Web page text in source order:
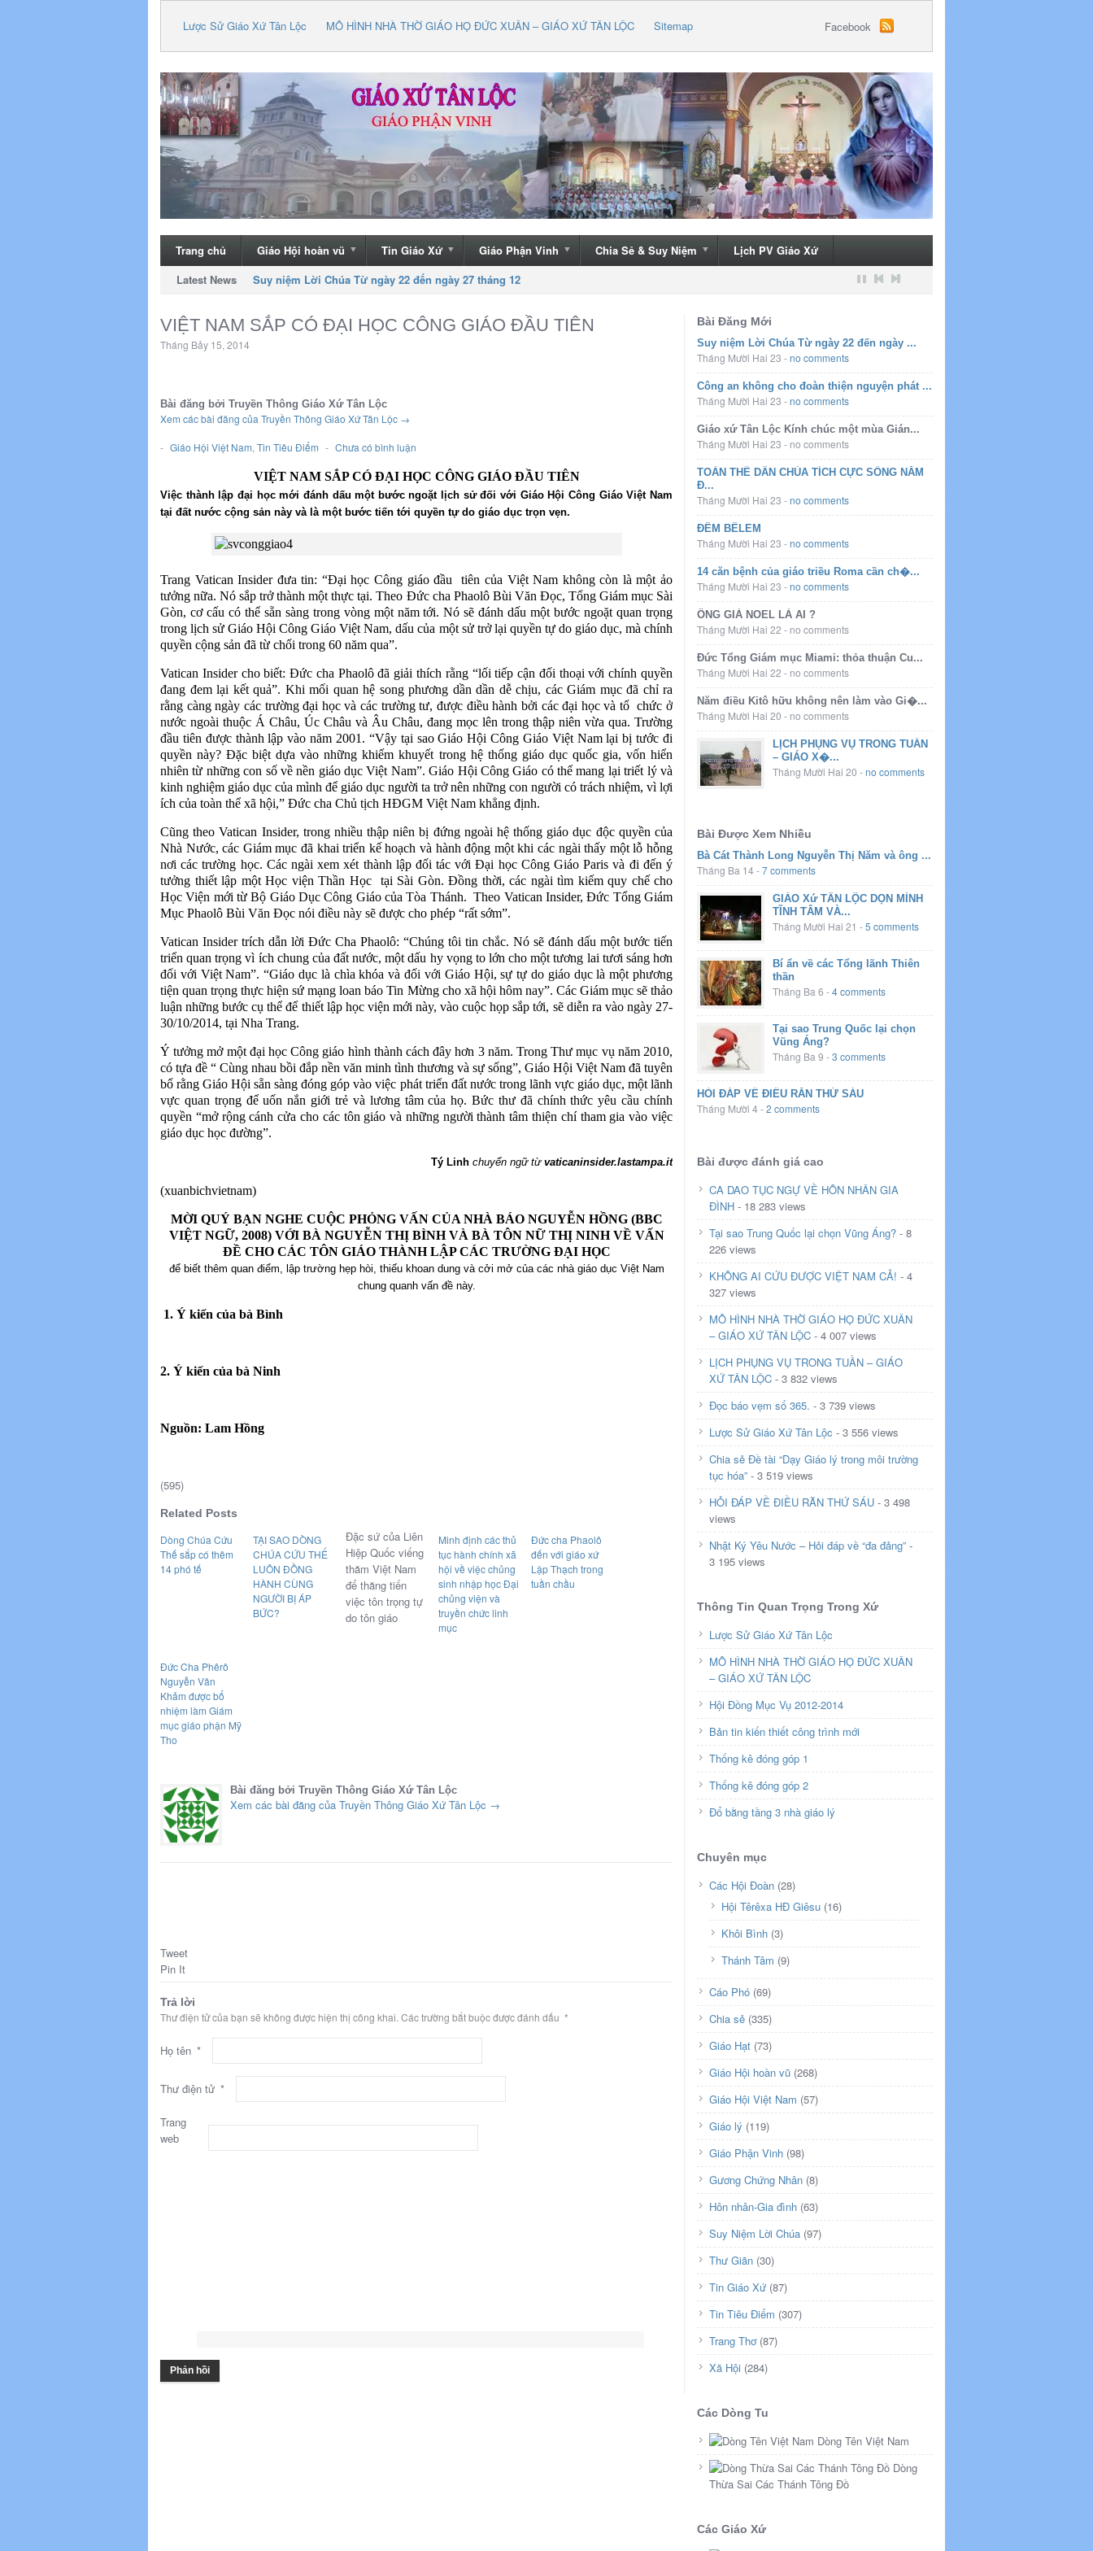
Lược Sử Giáo Xứ Tân Lộc MÔ HÌNH NHÀ THỜ GIÁO HỌ ĐỨC XUÂN – GIÁO XỨ TÂN LỘC Sitemap Facebook
Trang chủ Giáo Hội hoàn vũ Tin Giáo Xứ Giáo Phận Vinh Chia Sẻ & Suy Niệm
Lịch PV Giáo Xứ
Latest News
Giáo xứ Tân Lộc Kính chúc một mùa Giáng Sinh an lành
VIỆT NAM SẮP CÓ ĐẠI HỌC CÔNG GIÁO ĐẦU TIÊN
Tháng Bảy 15, 2014
Bài đăng bởi Truyền Thông Giáo Xứ Tân Lộc
Xem các bài đăng của Truyền Thông Giáo Xứ Tân Lộc →
- Giáo Hội Việt Nam, Tin Tiêu Điểm - Chưa có bình luận
VIỆT NAM SẮP CÓ ĐẠI HỌC CÔNG GIÁO ĐẦU TIÊN
Việc thành lập đại học mới đánh dấu một bước ngoặt lịch sử đối với Giáo Hội Công Giáo Việt Nam
tại đất nước cộng sản này và là một bước tiến tới quyền tự do giáo dục trọn vẹn.
Trang Vatican Insider đưa tin: “Đại học Công giáo đầu tiên của Việt Nam không còn là một ảo
tưởng nữa. Nó sắp trở thành một thực tại. Theo Đức cha Phaolô Bùi Văn Đọc, Tổng Giám mục Sài
Gòn, cơ cấu có thể sẵn sàng trong vòng một năm tới. Nó sẽ đánh dấu một bước ngoặt quan trọng
trong lịch sử Giáo Hội Công Giáo Việt Nam, dấu của một sử trở lại quyền tự do giáo dục, mà chính
quyền cộng sản đã từ chối trong 60 năm qua”.
Vatican Insider cho biết: Đức cha Phaolô đã giải thích rằng “lối tiếp cận đối thoại với chính quyền
đang đem lại kết quả”. Khi mối quan hệ song phương dần dần dễ chịu, các Giám mục đã chỉ ra
rằng càng ngày các trường đại học và các trường tư, được điều hành bởi các đại học và tổ chức ở
nước ngoài thuộc Á Châu, Úc Châu và Âu Châu, đang mọc lên trong thập niên vừa qua. Trường
đầu tiên được thành lập vào năm 2001. “Vậy tại sao Giáo Hội Công Giáo Việt Nam lại bị tước đi
quyền này? Đặc biệt dựa vào những khiếm khuyết trong hệ thống giáo dục quốc gia, vốn hiển
nhiên từ những con số về nền giáo dục Việt Nam”. Giáo Hội Công Giáo có thể mang lại triết lý và
kinh nghiệm giáo dục của mình để giáo dục người ta trở nên những con người có trách nhiệm, vì lợi
ích của toàn thể xã hội,” Đức cha Chủ tịch HĐGM Việt Nam khẳng định.
Cũng theo Vatican Insider, trong nhiều thập niên bị đứng ngoài hệ thống giáo dục độc quyền của
Nhà Nước, các Giám mục đã khai triển kế hoạch và hành động một khi các ngài thấy một lỗ hỗng
nơi các trường học. Các ngài xem xét thành lập đối tác với Đại học Công Giáo Paris và đi đến ý
tưởng thiết lập một Học viện Thần Học tại Sài Gòn. Đồng thời, các ngài tìm kiếm quy chế cho
Học Viện mới từ Bộ Giáo Dục Công Giáo của Tòa Thánh. Theo Vatican Insider, Đức Tổng Giám
Mục Phaolô Bùi Văn Đọc nói điều này sẽ được cho phép “rất sớm”.
Vatican Insider trích dẫn lời Đức Cha Phaolô: “Chúng tôi tin chắc. Nó sẽ đánh dấu một bước tiến
triển quan trọng vì ích chung của đất nước, một dấu hy vọng to lớn cho một tương lai tươi sáng hơn
đối với Việt Nam”. “Giáo dục là chìa khóa và đối với Giáo Hội, sự tự do giáo dục là một phương
tiện quan trọng thực hiện sứ mạng loan báo Tin Mừng cho xã hội hôm nay”. Các Giám mục sẽ thảo
luận những bước cụ thể để thiết lập học viện mới này, vào cuộc họp sắp tới, sẽ diễn ra vào ngày 27-
30/10/2014, tại Nha Trang.
Ý tưởng mở một đại học Công giáo hình thành cách đây hơn 3 năm. Trong Thư mục vụ năm 2010,
có tựa đề “ Cùng nhau bồi đắp nền văn minh tình thương và sự sống”, Giáo Hội Việt Nam đã tuyên
bố rằng Giáo Hội sẵn sàng đóng góp vào việc phát triển đất nước trong lãnh vực giáo dục, một lãnh
vực quan trọng để uốn nắn giới trẻ và lương tâm của họ. Bức thư đã chính thức yêu cầu chính
quyền “mở rộng cánh cửa cho các tôn giáo và những người thành tâm thiện chí tham gia vào việc
giáo dục học đường”.
Tý Linh chuyển ngữ từ vaticaninsider.lastampa.it
(xuanbichvietnam)
MỜI QUÝ BẠN NGHE CUỘC PHỎNG VẤN CỦA NHÀ BÁO NGUYỄN HỒNG (BBC
VIỆT NGỮ, 2008) VỚI BÀ NGUYỄN THỊ BÌNH VÀ BÀ TÔN NỮ THỊ NINH VỀ VẤN
ĐỀ CHO CÁC TÔN GIÁO THÀNH LẬP CÁC TRƯỜNG ĐẠI HỌC
để biết thêm quan điểm, lập trường hẹp hòi, thiếu khoan dung và cởi mở của các nhà giáo dục Việt Nam
chung quanh vấn đề này.
1. Ý kiến của bà Bình
2. Ý kiến của bà Ninh
Nguồn: Lam Hồng
(595)
Related Posts
Dòng Chúa Cứu
Thế sắp có thêm
14 phó tế
TẠI SAO DÒNG
CHÚA CỨU THẾ
LUÔN ĐỒNG
HÀNH CÙNG
NGƯỜI BỊ ÁP
BỨC?
Đặc sứ của Liên
Hiệp Quốc viếng
thăm Việt Nam
để thăng tiến
việc tôn trọng tự
do tôn giáo
Minh định các thủ
tục hành chính xã
hội về việc chủng
sinh nhập học Đại
chủng viện và
truyền chức linh
mục
Đức cha Phaolô
đến với giáo xứ
Lập Thạch trong
tuần chầu
Đức Cha Phêrô
Nguyễn Văn
Khảm được bổ
nhiệm làm Giám
mục giáo phận Mỹ
Tho
Bài đăng bởi Truyền Thông Giáo Xứ Tân Lộc
Xem các bài đăng của Truyền Thông Giáo Xứ Tân Lộc →
Tweet
Pin It
Trả lời
Thư điện tử của bạn sẽ không được hiện thị công khai. Các trường bắt buộc được đánh dấu *
Họ tên *
Thư điện tử *
Trang
web
Bài Đăng Mới
Suy niệm Lời Chúa Từ ngày 22 đến ngày ...
Tháng Mười Hai 23 -no comments
Công an không cho đoàn thiện nguyện phát ...
Tháng Mười Hai 23 -no comments
Giáo xứ Tân Lộc Kính chúc một mùa Gián...
Tháng Mười Hai 23 - no comments
TOÀN THỂ DÂN CHÚA TÍCH CỰC SỐNG NĂM
Đ...
Tháng Mười Hai 23 -no comments
ĐÊM BÊLEM
Tháng Mười Hai 23 -no comments
14 căn bệnh của giáo triều Roma cần ch�...
Tháng Mười Hai 23 -no comments
ÔNG GIÀ NOEL LÀ AI ?
Tháng Mười Hai 22 - no comments
Đức Tổng Giám mục Miami: thỏa thuận Cu...
Tháng Mười Hai 22 - no comments
Năm điều Kitô hữu không nên làm vào Gi�...
Tháng Mười Hai 20 - no comments
LỊCH PHỤNG VỤ TRONG TUẦN
– GIÁO X�...
Tháng Mười Hai 20 -no comments
Bài Được Xem Nhiều
Bà Cát Thành Long Nguyễn Thị Năm và ông ...
Tháng Ba 14-7 comments
GIÁO Xứ TÂN LỘC DỌN MÌNH
TĨNH TÂM VÀ...
Tháng Mười Hai 21 -5 comments
Bí ẩn về các Tổng lãnh Thiên
thần
Tháng Ba 6 -4 comments
Tại sao Trung Quốc lại chọn
Vũng Áng?
Tháng Ba 9 -3 comments
HỎI ĐÁP VỀ ĐIỀU RĂN THỨ SÁU
Tháng Mười 4-2 comments
Bài được đánh giá cao
CA DAO TỤC NGỰ VỀ HÔN NHÂN GIA
ĐÌNH - 18 283 views
Tại sao Trung Quốc lại chọn Vũng Áng? - 8
226 views
KHÔNG AI CỨU ĐƯỢC VIỆT NAM CẢ! - 4
327 views
MÔ HÌNH NHÀ THỜ GIÁO HỌ ĐỨC XUÂN
– GIÁO XỨ TÂN LỘC - 4 007 views
LỊCH PHỤNG VỤ TRONG TUẦN – GIÁO
XỨ TÂN LỘC - 3 832 views
Đọc báo vẹm số 365. - 3 739 views
Lược Sử Giáo Xứ Tân Lộc - 3 556 views
Chia sẻ Đề tài “Dạy Giáo lý trong môi trường
tục hóa” - 3 519 views
HỎI ĐÁP VỀ ĐIỀU RĂN THỨ SÁU - 3 498
views
Nhật Ký Yêu Nước – Hỏi đáp về “đa đảng” -
3 195 views
Thông Tin Quan Trọng Trong Xứ
Lược Sử Giáo Xứ Tân Lộc
MÔ HÌNH NHÀ THỜ GIÁO HỌ ĐỨC XUÂN
– GIÁO XỨ TÂN LỘC
Hội Đồng Mục Vụ 2012-2014
Bản tin kiến thiết công trình mới
Thống kê đóng góp 1
Thống kê đóng góp 2
Đổ bằng tầng 3 nhà giáo lý
Chuyên mục
Các Hội Đoàn (28)
Hội Têrêxa HĐ Giêsu (16)
Khôi Bình (3)
Thánh Tâm (9)
Cáo Phó (69)
Chia sẻ (335)
Giáo Hạt (73)
Giáo Hội hoàn vũ (268)
Giáo Hội Việt Nam (57)
Giáo lý (119)
Giáo Phận Vinh (98)
Gương Chứng Nhân (8)
Hôn nhân-Gia đình (63)
Suy Niệm Lời Chúa (97)
Thư Giãn (30)
Tin Giáo Xứ (87)
Tin Tiêu Điểm (307)
Trang Thơ(87)
Xã Hội (284)
Các Dòng Tu
Dòng Tên Việt Nam
Dòng
Thừa Sai Các Thánh Tông Đồ
Các Giáo Xứ